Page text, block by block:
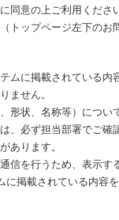
同意の上ご利用くださ
ップページ左下のお
に掲載されている内
ません。
形状、名称等）につ
、必ず担当部署でご確
あります。
信を行うため、表示す
掲載されている内容